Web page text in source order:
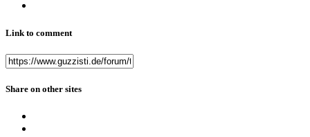
Link to comment
Share on other sites